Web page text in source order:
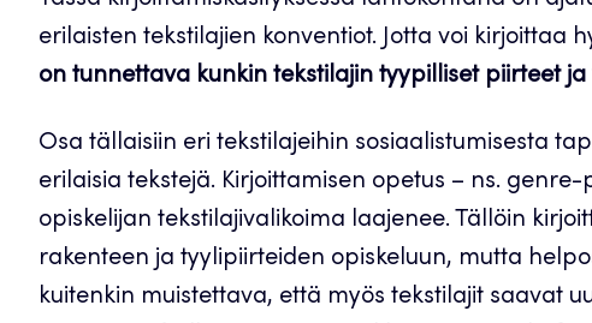
erilaisten tekstilajien konventiot. Jotta voi kirjoittaa
on tunnettava kunkin tekstilajin tyypilliset piirteet
Osa tällaisiin eri tekstilajeihin sosiaalistumisesta
erilaisia tekstejä. Kirjoittamisen opetus – ns.
opiskelijan tekstilajivalikoima laajenee. Tällöin
rakenteen ja tyylipiirteiden opiskeluun, mutta
kuitenkin muistettava, että myös tekstilajit saavat